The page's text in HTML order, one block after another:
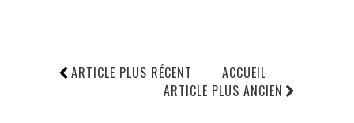
ARTICLE PLUS RÉCENT
ARTICLE PLUS ANCIEN
ACCUEIL